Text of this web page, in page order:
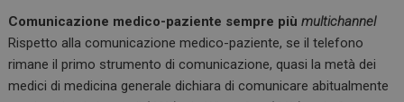
Comunicazione medico-paziente sempre più multichannel
Rispetto alla comunicazione medico-paziente, se il telefono
rimane il primo strumento di comunicazione, quasi la metà dei
medici di medicina generale dichiara di comunicare abitualmente